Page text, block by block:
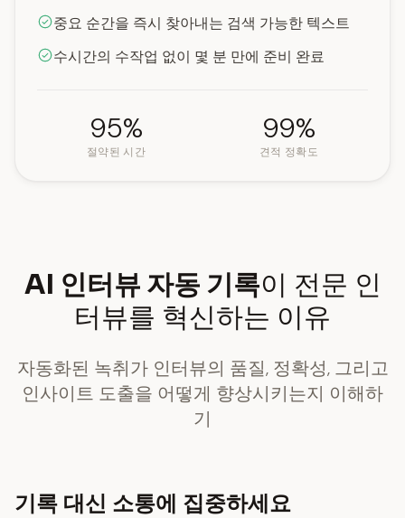
중요 순간을 즉시 찾아내는 검색 가능한 텍스트
수시간의 수작업 없이 몇 분 만에 준비 완료
95%
절약된 시간
99%
견적 정확도
AI 인터뷰 자동 기록이 전문 인
터뷰를 혁신하는 이유
자동화된 녹취가 인터뷰의 품질, 정확성, 그리고
인사이트 도출을 어떻게 향상시키는지 이해하
기
기록 대신 소통에 집중하세요